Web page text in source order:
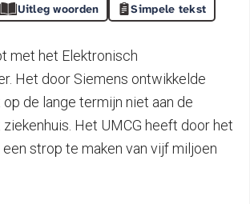
Uitleg woorden Simpele tekst
met het Elektronisch
Het door Siemens ontwikkelde
de lange termijn niet aan de
Het UMCG heeft door het
strop te maken van vijf miljoen